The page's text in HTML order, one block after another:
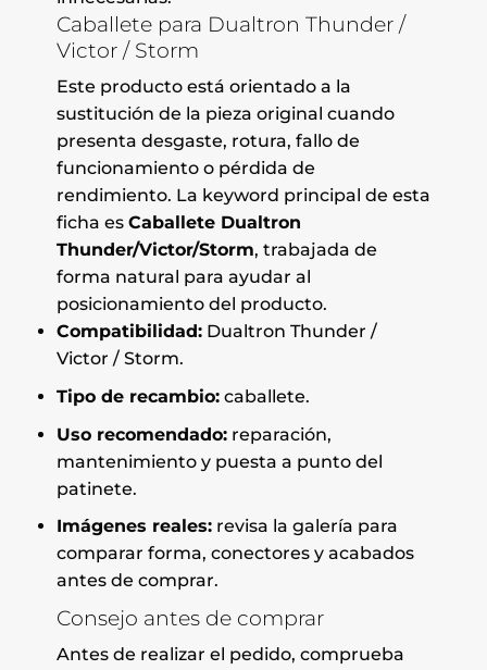
Caballete para Dualtron Thunder /
Victor / Storm
Este producto está orientado a la
sustitución de la pieza original cuando
presenta desgaste, rotura, fallo de
funcionamiento o pérdida de
rendimiento. La keyword principal de esta
ficha es Caballete Dualtron
Thunder/Victor/Storm, trabajada de
forma natural para ayudar al
posicionamiento del producto.
Compatibilidad:Dualtron Thunder /
Victor / Storm.
Tipo de recambio:caballete.
Uso recomendado:reparación,
mantenimiento y puesta a punto del
patinete.
Imágenes reales:revisa la galería para
comparar forma, conectores y acabados
antes de comprar.
Consejo antes de comprar
Antes de realizar el pedido, comprueba